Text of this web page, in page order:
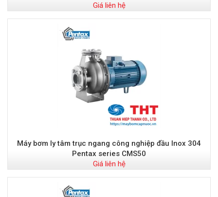
Giá liên hệ
Máy bơm ly tâm trục ngang công nghiệp đầu Inox 304
Pentax series CMS50
Giá liên hệ